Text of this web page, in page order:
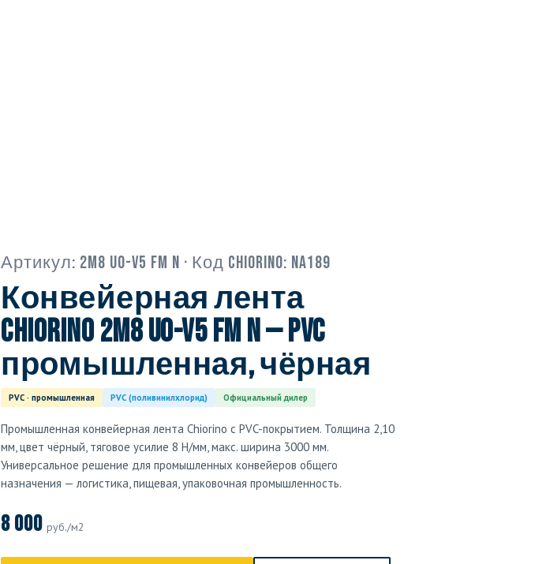
Артикул: 2M8 U0-V5 FM N · Код Chiorino: NA189
Конвейерная лента
Chiorino 2M8 U0-V5 FM N — PVC
промышленная, чёрная
PVC · промышленная PVC (поливинилхлорид) Официальный дилер
Промышленная конвейерная лента Chiorino с PVC-покрытием. Толщина 2,10
мм, цвет чёрный, тяговое усилие 8 Н/мм, макс. ширина 3000 мм.
Универсальное решение для промышленных конвейеров общего
назначения — логистика, пищевая, упаковочная промышленность.
8 000 руб./м2